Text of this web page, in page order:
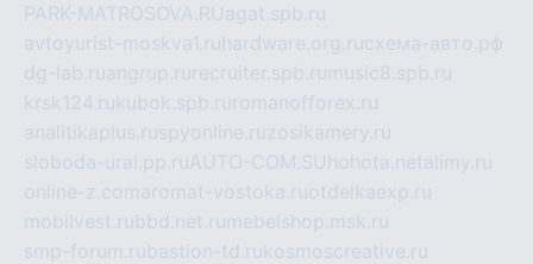
PARK-MATROSOVA.RUagat.spb.ru
avtoyurist-moskva1.ru hardware.org.ruсхема-авто.рф
dg-lab.ruangrup.ru recruiter.spb.ru music8.spb.ru
krsk124.rukubok.spb.ru romanofforex.ru
analitikaplus.ruspyonline.ruzosikamery.ru
sloboda-ural.pp.ruAUTO-COM.SU hohota.netalimy.ru
online-z.comaromat-vostoka.ruotdelkaexp.ru
mobilvest.rubbd.net.ru mebelshop.msk.ru
smp-forum.rubastion-td.rukosmoscreative.ru